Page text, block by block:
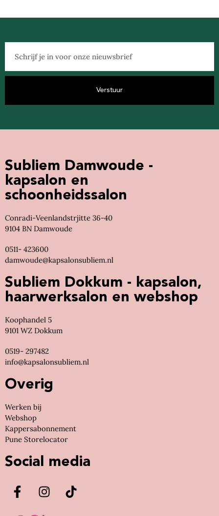
Verstuur
Subliem Damwoude -
kapsalon en
schoonheidssalon
Conradi-Veenlandstrjitte 36-40
9104 BN Damwoude
0511- 423600
damwoude@kapsalonsubliem.nl
Subliem Dokkum - kapsalon,
haarwerksalon en webshop
Koophandel 5
9101 WZ Dokkum
0519- 297482
info@kapsalonsubliem.nl
Overig
Werken bij
Webshop
Kappersabonnement
Pune Storelocator
Social media